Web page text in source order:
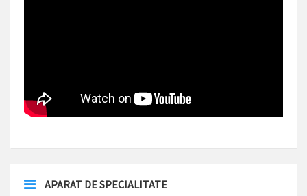
APARAT DE SPECIALITATE